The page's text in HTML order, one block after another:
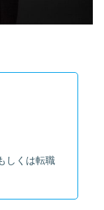
しくは転職